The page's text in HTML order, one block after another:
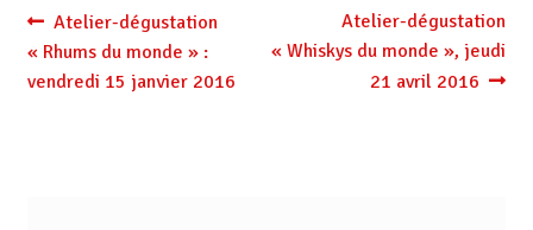
Navigation
de
Article
précédent :
Atelier-dégustation
« Rhums du monde » :
vendredi 15 janvier 2016
Article
suivant :
Atelier-dégustation
« Whiskys du monde », jeudi
21 avril 2016